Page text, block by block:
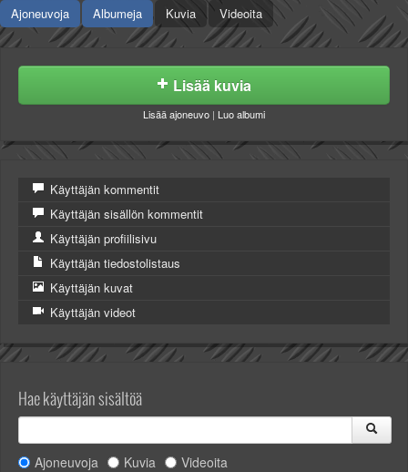
Valitse paikkakunta
Helsingin sää
Tampereen sää
Rovaniemen sää
MUUT
VIP-jäsenyys
Paidat ja vaatteet
Suunnittele oma paita
Mainostus
Palaute
Kevytversio
Ajoneuvoja Albumeja Kuvia Videoita
Lisää kuvia
Lisää ajoneuvo | Luo albumi
Käyttäjän kommentit
Käyttäjän sisällön kommentit
Käyttäjän profiilisivu
Käyttäjän tiedostolistaus
Käyttäjän kuvat
Käyttäjän videot
Hae käyttäjän sisältöä
Ajoneuvoja Kuvia Videoita